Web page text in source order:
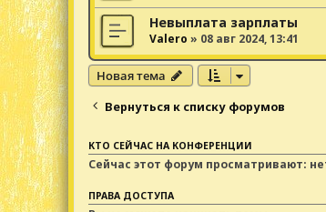
Невыплата зарплаты
Valero » 08 авг 2024, 13:41
Новая тема
Вернуться к списку форумов
КТО СЕЙЧАС НА КОНФЕРЕНЦИИ
Сейчас этот форум просматривают:
ПРАВА ДОСТУПА